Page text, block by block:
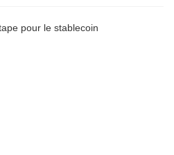
pour le stablecoin